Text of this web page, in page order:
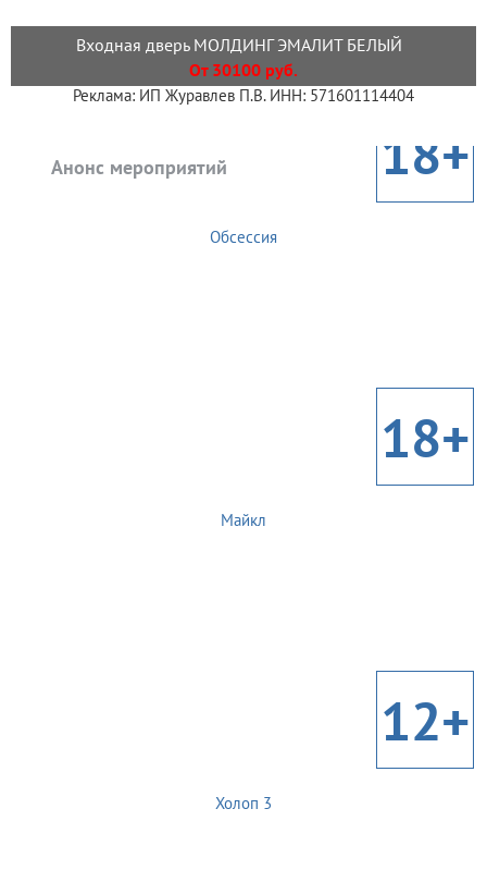
Входная дверь МОЛДИНГ ЭМАЛИТ БЕЛЫЙ
От 30100 руб.
Реклама: ИП Журавлев П.В. ИНН: 571601114404
Анонс мероприятий 18+
Обсессия
18+
Майкл
12+
Холоп 3